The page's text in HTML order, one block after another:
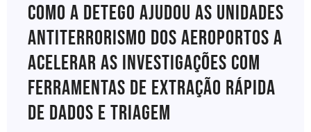
Como A Detego Ajudou As Unidades
Antiterrorismo Dos Aeroportos A
Acelerar As Investigações Com
Ferramentas De Extração Rápida
De Dados E Triagem